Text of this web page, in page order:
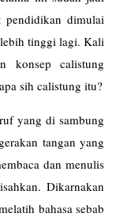
dimulai
tinggi lagi. Kali
konsep calistung
sih calistung itu?
yang di sambung
tangan yang
dan menulis
Dikarnakan
bahasa sebab